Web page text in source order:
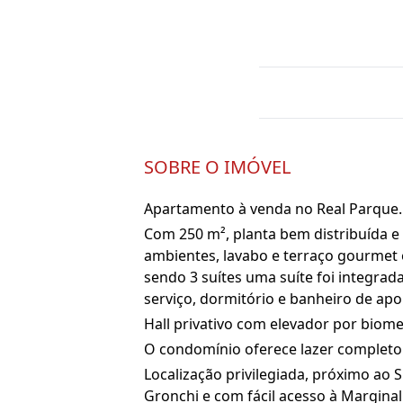
SOBRE O IMÓVEL
Apartamento à venda no Real Parque.
Com 250 m², planta bem distribuída
ambientes, lavabo e terraço
sendo 3 suítes uma suíte foi
serviço, dormitório e banheiro de
Hall privativo com elevador por
O condomínio oferece lazer
Localização privilegiada, próximo ao
Gronchi e com fácil acesso à